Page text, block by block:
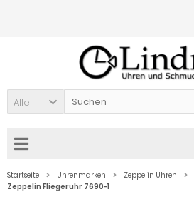
Alle
Startseite Uhrenmarken Zeppelin Uhren
Zeppelin Fliegeruhr 7690-1